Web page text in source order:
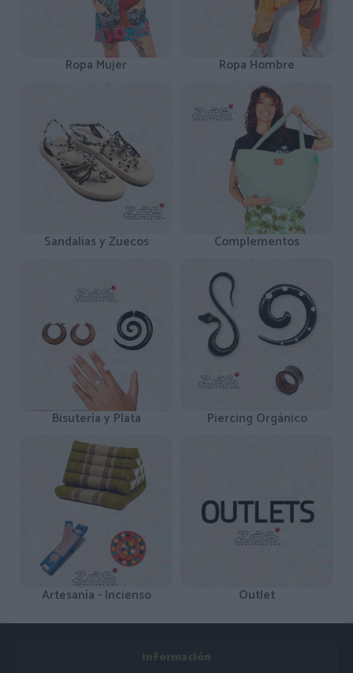
Ropa Mujer Ropa Hombre
Sandalias y Zuecos Complementos
Bisutería y Plata Piercing Orgánico
Artesanía - Incienso Outlet
Información